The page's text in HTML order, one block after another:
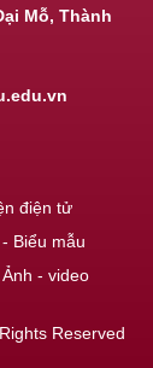
Mỗ, Thành
điện tử
Biểu mẫu
- video
Reserved